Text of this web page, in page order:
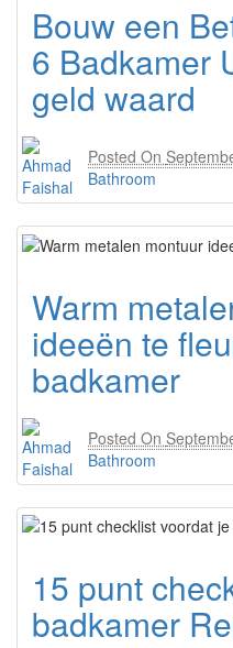
Bouw een
6 Badkamer
geld waard
Posted On
Bathroom
Warm
ideeën te
badkamer
Posted On
Bathroom
15 punt
badkamer